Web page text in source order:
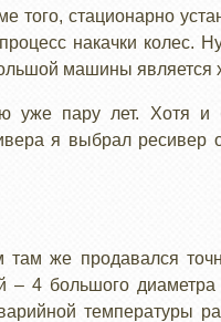
того, стационарно
накачки колес.
машины
уже пару лет. Хотя
я выбрал
там же продавался
– 4 большого
температуры